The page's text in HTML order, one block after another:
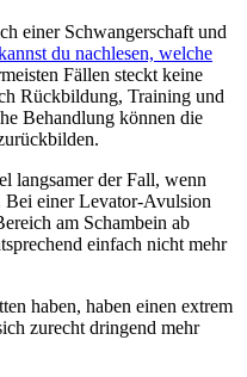
einer Schwangerschaft und
du nachlesen, welche
Fällen steckt keine
Rückbildung, Training und
Behandlung können die
langsamer der Fall, wenn
Bei einer Levator-Avulsion
am Schambein ab
einfach nicht mehr
haben, haben einen extrem
zurecht dringend mehr